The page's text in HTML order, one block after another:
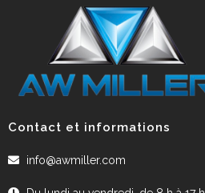
Contact et informations
info@awmiller.com